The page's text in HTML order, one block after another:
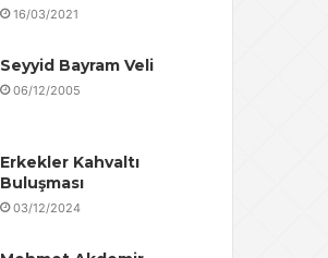
16/03/2021
Seyyid Bayram Veli
06/12/2005
Erkekler Kahvaltı
Buluşması
03/12/2024